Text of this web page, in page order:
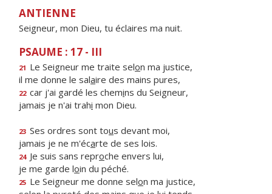
ANTIENNE
Seigneur, mon Dieu, tu éclaires ma nuit.
PSAUME : 17 - III
21 Le Seigneur me traite selon ma justice,
il me donne le salaire des mains pures,
22 car j'ai gardé les chemins du Seigneur,
jamais je n'ai trahi mon Dieu.
23 Ses ordres sont tous devant moi,
jamais je ne m'écarte de ses lois.
24 Je suis sans reproche envers lui,
je me garde loin du péché.
25 Le Seigneur me donne selon ma justice,